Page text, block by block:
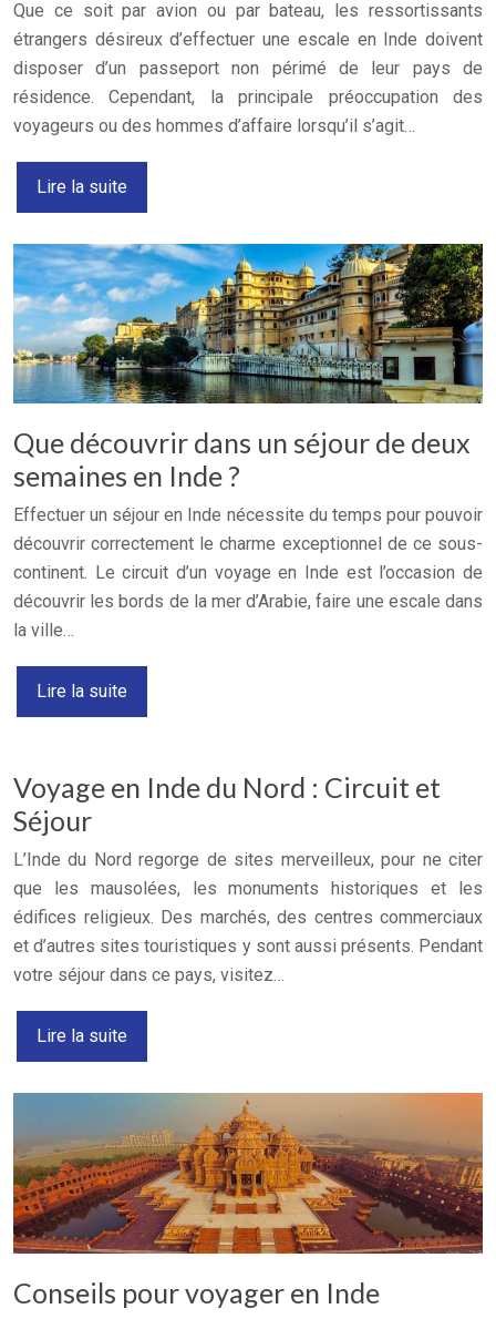
Que ce soit par avion ou par bateau, les ressortissants
étrangers désireux d’effectuer une escale en Inde doivent
disposer d’un passeport non périmé de leur pays de
résidence. Cependant, la principale préoccupation des
voyageurs ou des hommes d’affaire lorsqu’il s’agit…
Lire la suite
Que découvrir dans un séjour de deux
semaines en Inde ?
Effectuer un séjour en Inde nécessite du temps pour pouvoir
découvrir correctement le charme exceptionnel de ce sous-
continent. Le circuit d’un voyage en Inde est l’occasion de
découvrir les bords de la mer d’Arabie, faire une escale dans
la ville…
Lire la suite
Voyage en Inde du Nord : Circuit et
Séjour
L’Inde du Nord regorge de sites merveilleux, pour ne citer
que les mausolées, les monuments historiques et les
édifices religieux. Des marchés, des centres commerciaux
et d’autres sites touristiques y sont aussi présents. Pendant
votre séjour dans ce pays, visitez…
Lire la suite
Conseils pour voyager en Inde